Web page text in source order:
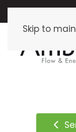
Skip to
Energimätare,